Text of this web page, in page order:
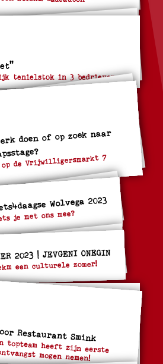
tenielstok in 3 bedrieven
doen of op zoek naar
de Vrijwilligersmarkt 7
Wolvega 2023
je met ons mee?
2023 | JEVGENI ONEGIN
een culturele zomer!
Restaurant Smink
topteam heeft zijn eerste
mogen nemen!